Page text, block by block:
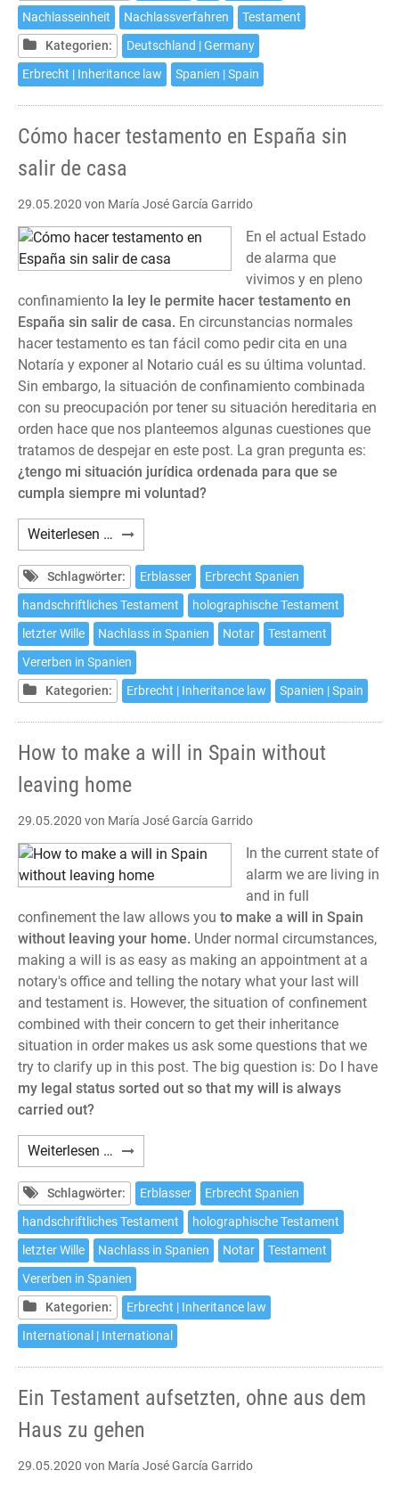
Beispiel
Spanien
Deutschland
Nachlasseinheit
Nachlassverfahren
Testament
Kategorien:
Deutschland | Germany
Erbrecht | Inheritance law
Spanien | Spain
Cómo hacer testamento en España sin
salir de casa
29.05.2020 von María José García Garrido
En el actual Estado
de alarma que
vivimos y en pleno
confinamiento la ley le permite hacer testamento en
España sin salir de casa. En circunstancias normales
hacer testamento es tan fácil como pedir cita en una
Notaría y exponer al Notario cuál es su última voluntad.
Sin embargo, la situación de confinamiento combinada
con su preocupación por tener su situación hereditaria en
orden hace que nos planteemos algunas cuestiones que
tratamos de despejar en este post. La gran pregunta es:
¿tengo mi situación jurídica ordenada para que se
cumpla siempre mi voluntad?
Weiterlesen … Cómo
hacer
testamento
en
España
sin
salir
de
casa
Schlagwörter: Erblasser
Erbrecht Spanien
handschriftliches Testament
holographische Testament
letzter Wille
Nachlass in Spanien Notar
Testament
Vererben in Spanien
Kategorien:
Erbrecht | Inheritance law Spanien | Spain
How to make a will in Spain without
leaving home
29.05.2020 von María José García Garrido
In the current state of
alarm we are living in
and in full
confinement the law allows you to make a will in Spain
without leaving your home. Under normal circumstances,
making a will is as easy as making an appointment at a
notary's office and telling the notary what your last will
and testament is. However, the situation of confinement
combined with their concern to get their inheritance
situation in order makes us ask some questions that we
try to clarify up in this post. The big question is: Do I have
my legal status sorted out so that my will is always
carried out?
Weiterlesen … How
to
make
a
will
in
Spain
without
leaving
home
Schlagwörter: Erblasser
Erbrecht Spanien
handschriftliches Testament
holographische Testament
letzter Wille
Nachlass in Spanien Notar
Testament
Vererben in Spanien
Kategorien:
Erbrecht | Inheritance law
International | International
Ein Testament aufsetzten, ohne aus dem
Haus zu gehen
29.05.2020 von María José García Garrido